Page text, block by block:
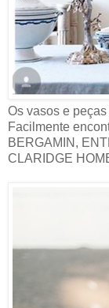
Os vasos e
Facilmente
BERGAMIN,
CLARIDGE